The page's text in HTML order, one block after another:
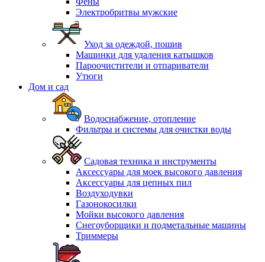
Электробритвы мужские
Уход за одеждой, пошив
Машинки для удаления катышков
Пароочистители и отпариватели
Утюги
Дом и сад
Водоснабжение, отопление
Фильтры и системы для очистки воды
Садовая техника и инструменты
Аксессуары для моек высокого давления
Аксессуары для цепных пил
Воздуходувки
Газонокосилки
Мойки высокого давления
Снегоуборщики и подметальные машины
Триммеры